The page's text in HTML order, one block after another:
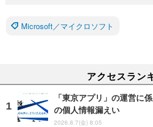
Microsoft／マイクロソフト
アクセスラン
「東京アプリ」の運営に
の個人情報漏えい
2026.8.7(金) 8:05